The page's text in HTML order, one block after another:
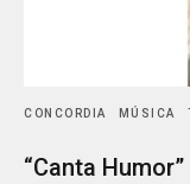
CONCORDIA MÚSICA
“Canta Humor”